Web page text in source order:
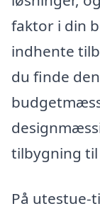
faktor i din
indhente
du finde
tilbygning
På utestue-